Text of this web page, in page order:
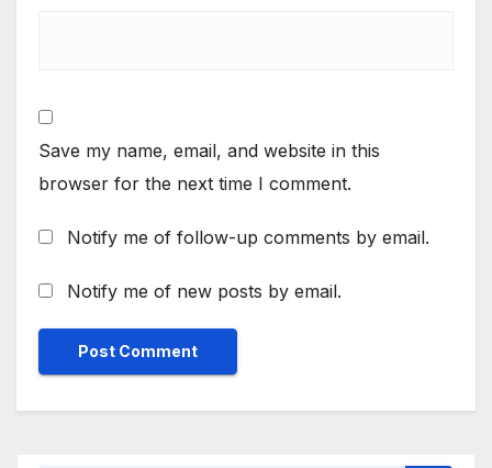
Save my name, email, and website in this
browser for the next time I comment.
Notify me of follow-up comments by email.
Notify me of new posts by email.